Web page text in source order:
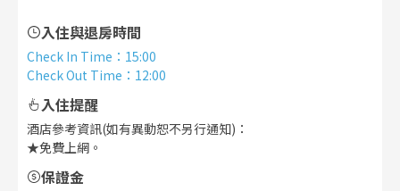
入住與退房時間
Check In Time ： 15:00
Check Out Time ： 12:00
入住提醒
酒店參考資訊(如有異動恕不另行通知)：
★免費上網。
保證金